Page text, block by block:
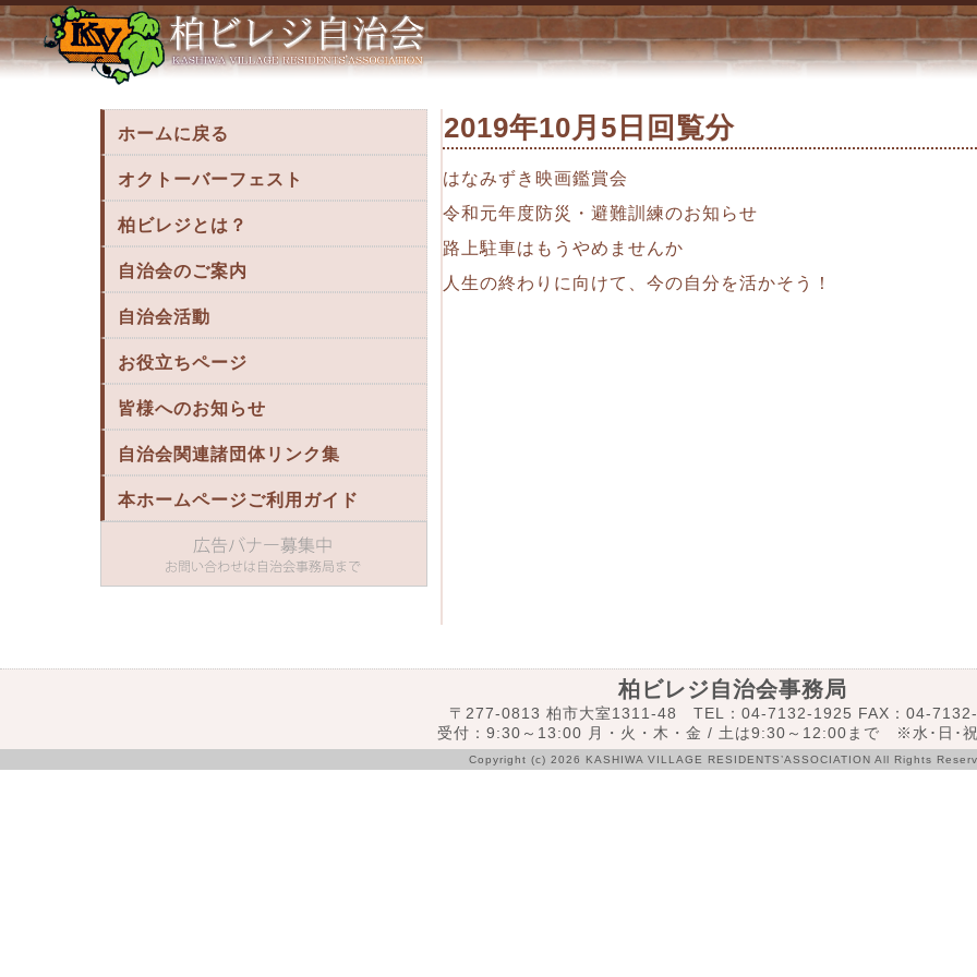
2019年10月5日回覧分 « 柏ビレジ
2019年10月5日回覧分
はなみずき映画鑑賞会
令和元年度防災・避難訓練のお知らせ
路上駐車はもうやめませんか
人生の終わりに向けて、今の自分を活かそう！
ホームに戻る
オクトーバーフェスト
柏ビレジとは？
自治会のご案内
自治会活動
お役立ちページ
皆様へのお知らせ
自治会関連諸団体リンク集
本ホームページご利用ガイド
柏ビレジ自治会事務局
〒277-0813 柏市大室1311-48 TEL：04-7132-1925 FAX：04-
受付：9:30～13:00 月・火・木・金 / 土は9:30～12:00まで ※水･日･
Copyright (c) 2026 KASHIWA VILLAGE RESIDENTS’ASSOCIATION All Rights